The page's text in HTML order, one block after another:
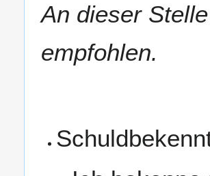
An dieser
empfohlen.